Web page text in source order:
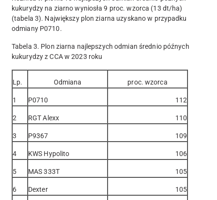
kukurydzy na ziarno wyniosła 9 proc. wzorca (13 dt/ha)
(tabela 3). Największy plon ziarna uzyskano w przypadku
odmiany P0710.
Tabela 3. Plon ziarna najlepszych odmian średnio późnych
kukurydzy z CCA w 2023 roku
Lp. Odmiana proc. wzorca
1 P0710 112
2 RGT Alexx 110
3 P9367 109
4 KWS Hypolito 106
5 MAS 333T 105
6 Dexter 105